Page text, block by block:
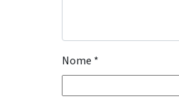
Nome *